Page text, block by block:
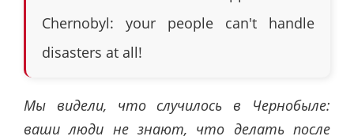
Chernobyl: your people can't handle
disasters at all!
Мы видели, что случилось в Чернобыле:
ваши люди не знают, что делать после